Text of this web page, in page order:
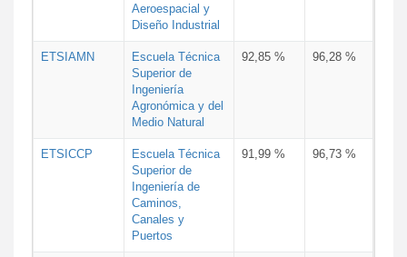
Aeroespacial y
Diseño Industrial
ETSIAMN
Escuela Técnica
Superior de
Ingeniería
Agronómica y del
Medio Natural
92,85 % 96,28 %
ETSICCP
Escuela Técnica
Superior de
Ingeniería de
Caminos,
Canales y
Puertos
91,99 % 96,73 %